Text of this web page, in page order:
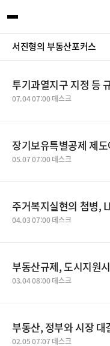
서진형의 부동산포커스
투기과열지구 지정 등
07.04 07:00 데스크
장기보유특별공제 제
05.07 07:00 데스크
주거복지실현의 첨병,
04.03 07:00 데스크
부동산규제, 도시지원
03.04 08:00 데스크
부동산, 정부와 시장 대
02.05 07:07 데스크